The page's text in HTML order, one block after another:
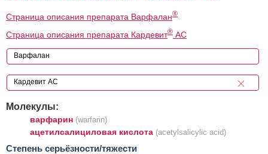
Страница описания препарата Варфалан®
Страница описания препарата Кардевит® АС
Молекулы:
варфарин (warfarin)
ацетилсалициловая кислота (acetylsalicylic acid)
Cтепень серьёзности/тяжести